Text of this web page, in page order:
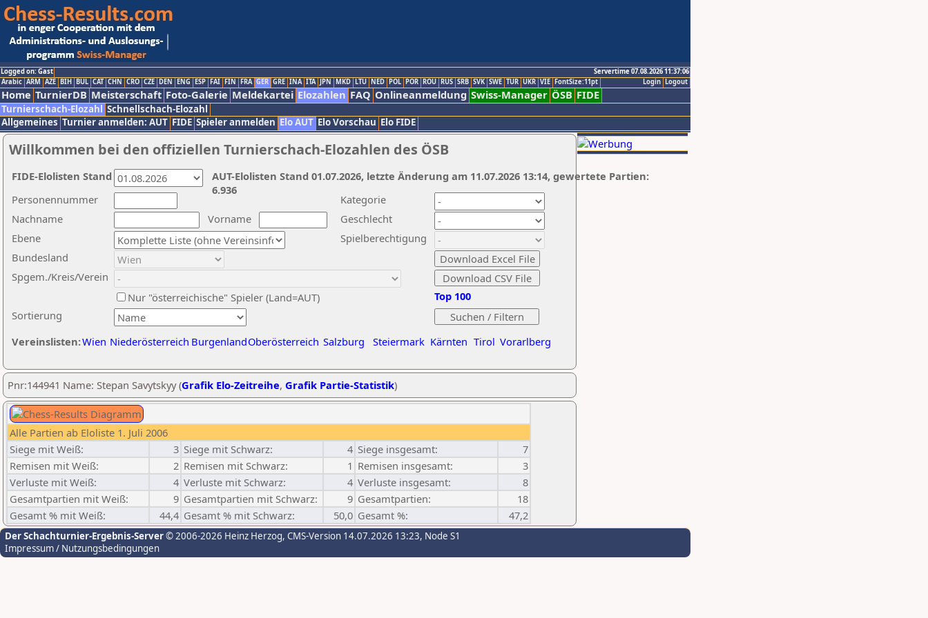
Logged on: Gast
Servertime 07.08.2026 11:37:06
Logout
Login
Arabic ARM AZE BIH BUL CAT CHN CRO CZE DEN ENG ESP FAI FIN FRA GER GRE INA ITA JPN MKD LTU NED POL POR ROU RUS SRB SVK SWE TUR UKR VIE FontSize:11pt
Home TurnierDB Meisterschaft Foto-Galerie Meldekartei Elozahlen FAQ Onlineanmeldung Swiss-Manager ÖSB FIDE
Turnierschach-Elozahl Schnellschach-Elozahl
Allgemeines Turnier anmelden: AUT FIDE Spieler anmelden Elo AUT Elo Vorschau Elo FIDE
Willkommen bei den offiziellen Turnierschach-Elozahlen des ÖSB
Nachname
Vorname
Ebene
Kategorie
Sortierung
Personennummer
Bundesland
Spgem./Kreis/Verein
Geschlecht
Nur "österreichische" Spieler (Land=AUT)
Spielberechtigung
Vereinslisten:Wien Niederösterreich BurgenlandOberösterreich Salzburg Steiermark Kärnten Tirol Vorarlberg
Top 100
AUT-Elolisten Stand 01.07.2026, letzte Änderung am 11.07.2026 13:14, gewertete Partien:
6.936
FIDE-Elolisten Stand
Pnr:144941 Name: Stepan Savytskyy (Grafik Elo-Zeitreihe, Grafik Partie-Statistik)
Alle Partien ab Eloliste 1. Juli 2006
Siege mit Weiß:
3 Siege mit Schwarz: 4 Siege insgesamt:
7
Remisen mit Weiß:
2 Remisen mit Schwarz: 1 Remisen insgesamt:
3
Verluste mit Weiß:
4 Verluste mit Schwarz: 4 Verluste insgesamt:
8
Gesamtpartien mit Weiß:
9 Gesamtpartien mit Schwarz: 9 Gesamtpartien:
18
Gesamt % mit Weiß:
44,4 Gesamt % mit Schwarz: 50,0 Gesamt %: 47,2
Der Schachturnier-Ergebnis-Server© 2006-2026 Heinz Herzog, CMS-Version 14.07.2026 13:23, Node S1
Impressum / Nutzungsbedingungen